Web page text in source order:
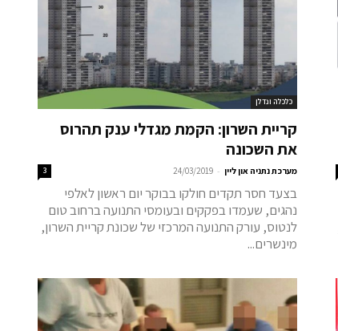
כלכלה ונדלן
קריית השרון: הקמת מגדלי ענק תהרוס
את השכונה
מערכת נתניה און ליין -
24/03/2019
3
בצעד חסר תקדים חולקו בבוקר יום ראשון לאלפי
נהגים, שעמדו בפקקים ובעומסי התנועה ברחוב טום
לנטוס, עורק התנועה המרכזי של שכונת קריית השרון,
מינשרים...